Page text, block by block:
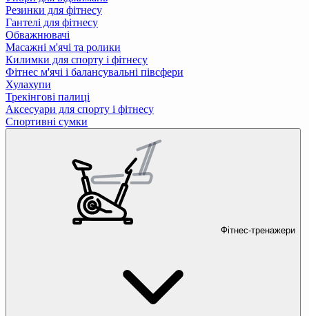
Резинки для фітнесу
Гантелі для фітнесу
Обважнювачі
Масажні м'ячі та ролики
Килимки для спорту і фітнесу
Фітнес м'ячі і балансувальні півсфери
Хулахупи
Трекінгові палиці
Аксесуари для спорту і фітнесу
Спортивні сумки
Фітнес-тренажери